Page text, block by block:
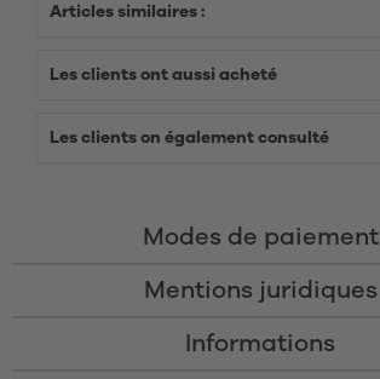
Articles similaires :
Les clients ont aussi acheté
Les clients on également consulté
Modes de paiement
Mentions juridiques
Informations